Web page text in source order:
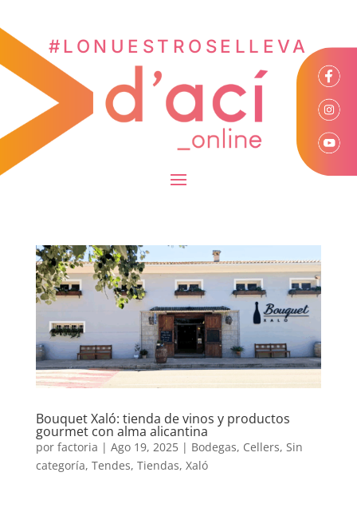
#LONUESTROSELLEVA
Bouquet Xaló: tienda de vinos y productos
gourmet con alma alicantina
por factoria | Ago 19, 2025| Bodegas, Cellers, Sin
categoría, Tendes, Tiendas, Xaló